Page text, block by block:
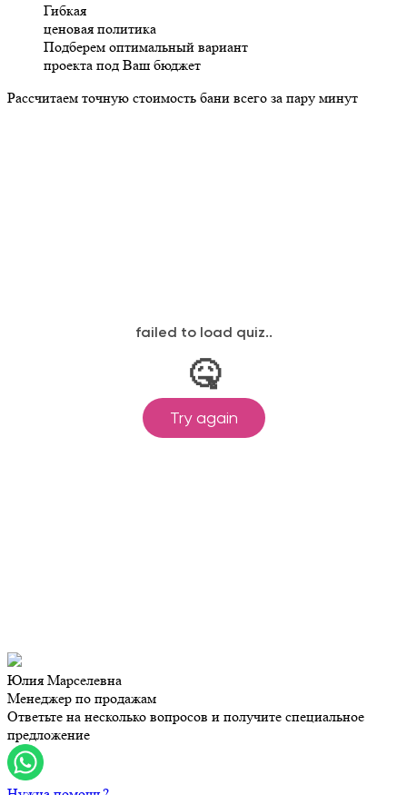
Гибкая
ценовая политика
Подберем оптимальный вариант
проекта под Ваш бюджет
Рассчитаем точную стоимость бани всего за пару минут
Юлия Марселевна
Менеджер по продажам
Ответьте на несколько вопросов и получите специальное
предложение